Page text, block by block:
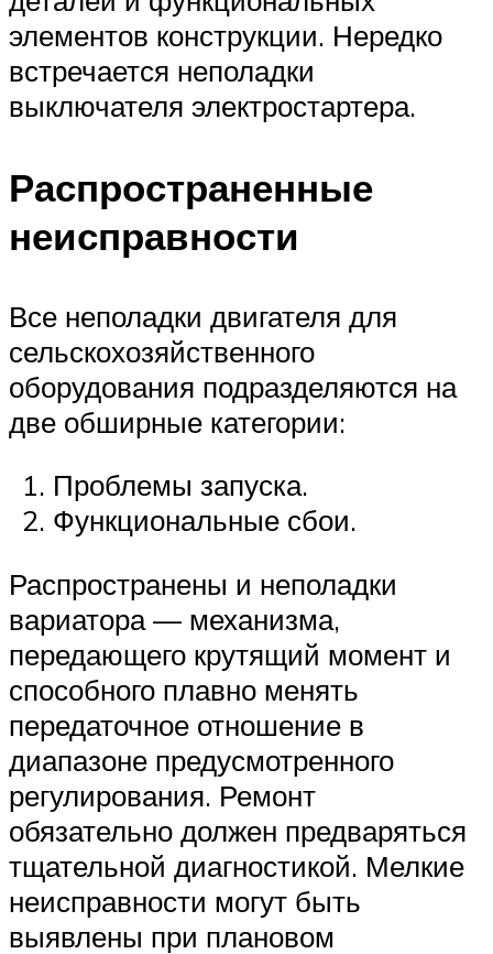
элементов конструкции. Нередко
встречается неполадки
выключателя электростартера.
Распространенные
неисправности
Все неполадки двигателя для
сельскохозяйственного
оборудования подразделяются на
две обширные категории:
Проблемы запуска.
Функциональные сбои.
Распространены и неполадки
вариатора — механизма,
передающего крутящий момент и
способного плавно менять
передаточное отношение в
диапазоне предусмотренного
регулирования. Ремонт
обязательно должен предваряться
тщательной диагностикой. Мелкие
неисправности могут быть
выявлены при плановом